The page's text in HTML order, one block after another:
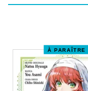
À PARAÎTRE